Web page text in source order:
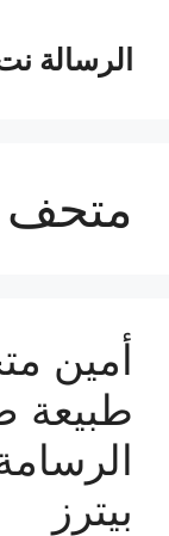
المحتوىالرسالة
متحف
أمين
طبيعة
بيترز